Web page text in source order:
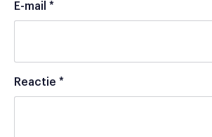
E-mail *
Reactie *